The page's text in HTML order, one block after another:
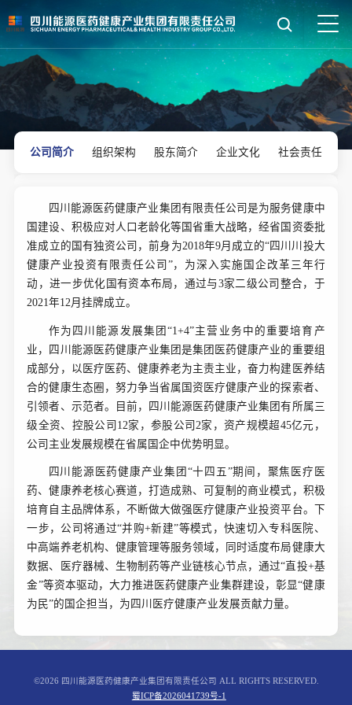

公司简介 组织架构 股东简介 企业文化 社会责任
四川能源医药健康产业集团有限责任公司是为服务健康中
国建设、积极应对人口老龄化等国省重大战略，经省国资委批
准成立的国有独资公司，前身为2018年9月成立的“四川川投大
健康产业投资有限责任公司”，为深入实施国企改革三年行
动，进一步优化国有资本布局，通过与3家二级公司整合，于
2021年12月挂牌成立。
作为四川能源发展集团“1+4”主营业务中的重要培育产
业，
四川能源医药健康产业集团是集团医药健康产业的重要组
成部分，以医疗医药、健康养老为主责主业，奋力构建医养结
合的健康生态圈，努力争当省属国资医疗健康产业的探索者、
引领者、示范者。目前，
四川能源医药健康产业集团有所属三
级全资、控股公司12家，参股公司2家，资产规模超45亿元，
公司主业发展规模在省属国企中优势明显。
四川能源医药健康产业集团 “十四五”期间，聚焦医疗医
药、健康养老核心赛道，打造成熟、可复制的商业模式，积极
培育自主品牌体系，不断做大做强医疗健康产业投资平台。下
一步，公司将通过“并购+新建”等模式，快速切入专科医院、
中高端养老机构、健康管理等服务领域，同时适度布局健康大
数据、医疗器械、生物制药等产业链核心节点，通过“直投+基
金”等资本驱动，大力推进医药健康产业集群建设，彰显“健康
为民”的国企担当，为四川医疗健康产业发展贡献力量。
©2026 四川能源医药健康产业集团有限责任公司 ALL RIGHTS RESERVED.
蜀ICP备2026041739号-1